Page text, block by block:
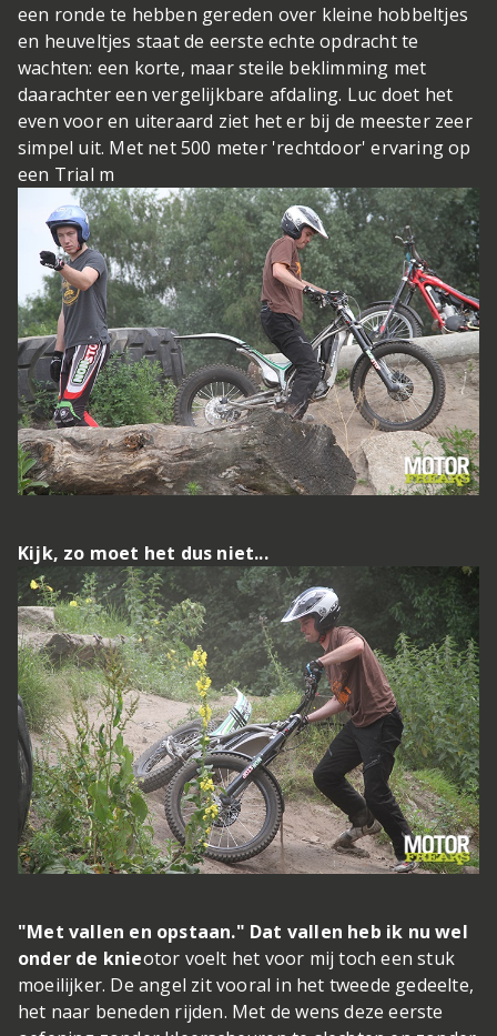
een ronde te hebben gereden over kleine hobbeltjes
en heuveltjes staat de eerste echte opdracht te
wachten: een korte, maar steile beklimming met
daarachter een vergelijkbare afdaling. Luc doet het
even voor en uiteraard ziet het er bij de meester zeer
simpel uit. Met net 500 meter 'rechtdoor' ervaring op
een Trial m
Kijk, zo moet het dus niet...
"Met vallen en opstaan." Dat vallen heb ik nu wel
onder de knieotor voelt het voor mij toch een stuk
moeilijker. De angel zit vooral in het tweede gedeelte,
het naar beneden rijden. Met de wens deze eerste